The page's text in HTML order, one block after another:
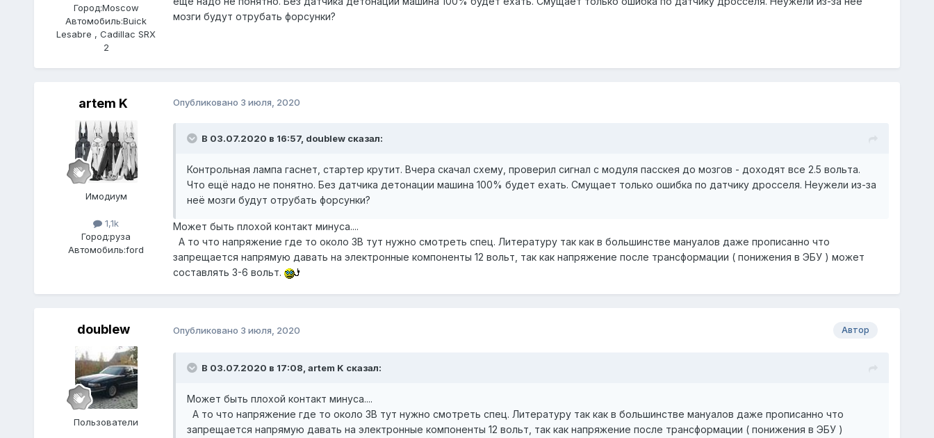
Город:Moscow
Автомобиль:Buick
Lesabre , Cadillac SRX
2
мозги будут отрубать форсунки?
artem K
Имодиум
1,1k
Город:руза
Автомобиль:ford
Опубликовано 3 июля, 2020
В 03.07.2020 в 16:57, doublewсказал:
Контрольная лампа гаснет, стартер крутит. Вчера скачал схему, проверил сигнал с модуля пасскея до мозгов - доходят все 2.5 вольта.
Что ещё надо не понятно. Без датчика детонации машина 100% будет ехать. Смущает только ошибка по датчику дросселя. Неужели из-за
неё мозги будут отрубать форсунки?
Может быть плохой контакт минуса....
А то что напряжение где то около 3В тут нужно смотреть спец. Литературу так как в большинстве мануалов даже прописанно что
запрещается напрямую давать на электронные компоненты 12 вольт, так как напряжение после трансформации ( понижения в ЭБУ ) может
составлять 3-6 вольт.
doublew
Пользователи
Автор
Опубликовано 3 июля, 2020
В 03.07.2020 в 17:08, artem K сказал:
Может быть плохой контакт минуса....
А то что напряжение где то около 3В тут нужно смотреть спец. Литературу так как в большинстве мануалов даже прописанно что
запрещается напрямую давать на электронные компоненты 12 вольт, так как напряжение после трансформации ( понижения в ЭБУ )